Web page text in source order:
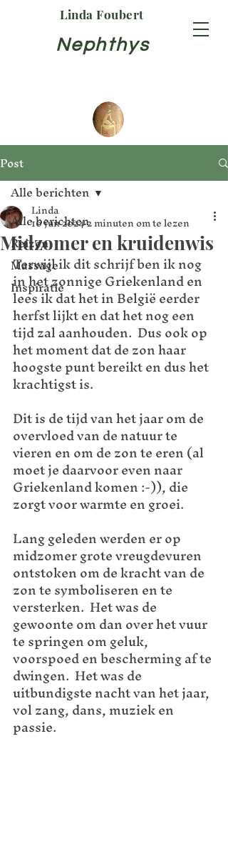
Nephthys
Linda Foubert
Post
Alle berichten
Reizen
Massage
Inspiratie
Alle berichten
Midzomer en kruidenwis
Linda
16 jun 20242 minuten om te lezen
Terwijl ik dit schrijf ben ik nog
in het zonnige Griekenland en
lees ik dat het in België eerder
herfst lijkt en dat het nog een
tijd zal aanhouden.  Dus ook op
het moment dat de zon haar
hoogste punt bereikt en dus het
krachtigst is.
Dit is de tijd van het jaar om de
overvloed van de natuur te
vieren en om de zon te eren (al
moet je daarvoor even naar
Griekenland komen :-)), die
zorgt voor warmte en groei.
Lang geleden werden er op
midzomer grote vreugdevuren
ontstoken om de kracht van de
zon te symboliseren en te
versterken.  Het was de
gewoonte om dan over het vuur
te springen om geluk,
voorspoed en bescherming af te
dwingen.  Het was de
uitbundigste nacht van het jaar,
vol zang, dans, muziek en
passie.